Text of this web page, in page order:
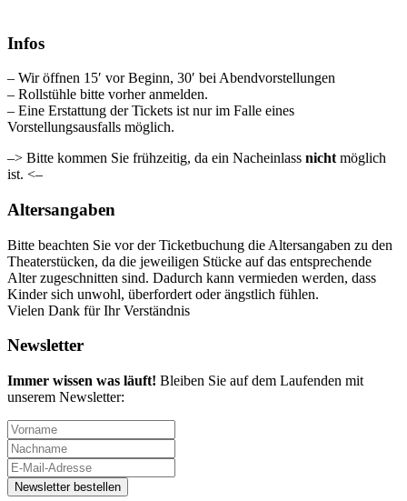
Infos
– Wir öffnen 15′ vor Beginn, 30′ bei Abendvorstellungen
– Rollstühle bitte vorher anmelden.
– Eine Erstattung der Tickets ist nur im Falle eines
Vorstellungsausfalls möglich.
–> Bitte kommen Sie frühzeitig, da ein Nacheinlass nicht möglich
ist. <–
Altersangaben
Bitte beachten Sie vor der Ticketbuchung die Altersangaben zu den
Theaterstücken, da die jeweiligen Stücke auf das entsprechende
Alter zugeschnitten sind. Dadurch kann vermieden werden, dass
Kinder sich unwohl, überfordert oder ängstlich fühlen.
Vielen Dank für Ihr Verständnis
Newsletter
Immer wissen was läuft! Bleiben Sie auf dem Laufenden mit
unserem Newsletter: